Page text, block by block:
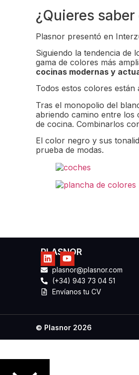
¿Quieres
Plasnor presentó en
Siguiendo la tendencia de
gama de colores más
cocinas modernas y
Todos estos colores están
Tras el monopolio del
abriendo camino entre los
de cocina. Combinarlos
El color negro y sus
prueba de modas.
PLASNOR
plasnor@plasnor.com
(+34) 943 73 04 51
Envíanos tu CV
© Plasnor 2026